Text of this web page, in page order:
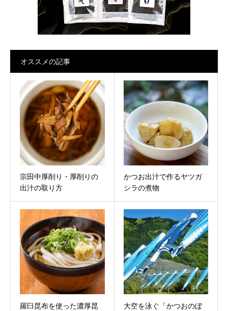
オススメの記事
宗田中厚削り・厚削りの
出汁の取り方
かつお出汁で作るヤツガ
シラの煮物
羅臼昆布を使った濃厚昆
大空を泳ぐ「かつおのぼ